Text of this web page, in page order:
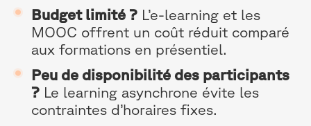
Budget limité ?L’e-learning et les
MOOC offrent un coût réduit comparé
aux formations en présentiel.
Peu de disponibilité des participants
?Le learning asynchrone évite les
contraintes d’horaires fixes.